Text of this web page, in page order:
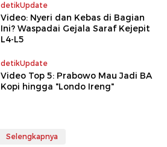
detikUpdate
Video: Nyeri dan Kebas di Bagian
Ini? Waspadai Gejala Saraf Kejepit
L4-L5
detikUpdate
Video Top 5: Prabowo Mau Jadi BA
Kopi hingga "Londo Ireng"
Selengkapnya